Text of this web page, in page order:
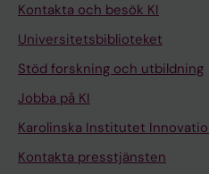
Kontakta och besök KI
Universitetsbiblioteket
Stöd forskning och utbildning
Jobba på KI
Karolinska Institutet
Kontakta presstjänsten